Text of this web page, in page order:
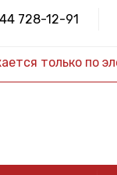
728-12-91
только по